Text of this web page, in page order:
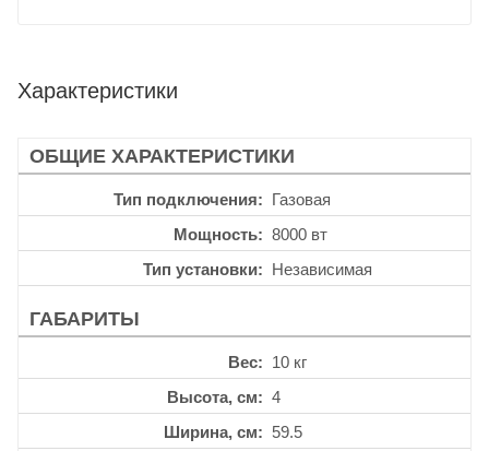
Характеристики
ОБЩИЕ ХАРАКТЕРИСТИКИ
Тип подключения
Газовая
Мощность
8000 вт
Тип установки
Независимая
ГАБАРИТЫ
Вес
10 кг
Высота, см
4
Ширина, см
59.5